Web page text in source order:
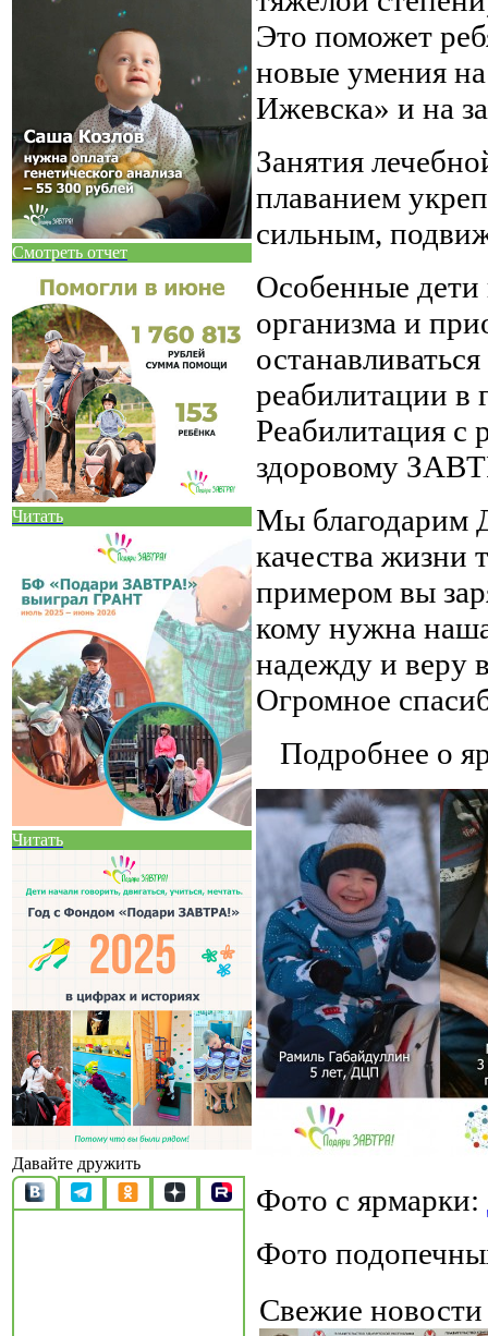
Смотреть отчет
Читать
Читать
Давайте дружить
Это поможет
новые умения
Ижевска» и на
Занятия
плаванием
сильным,
Особенные дети
организма и
реабилитации в
Реабилитация с
здоровому
Мы благодарим
качества жизни
примером вы
кому нужна
надежду и веру
Огромное
Подробнее о
Фото с ярмарки:
Фото
Свежие